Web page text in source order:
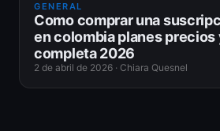
GENERAL
Como comprar una
en colombia planes precios
completa 2026
2 de abril de 2026 · Chiara Quesnel